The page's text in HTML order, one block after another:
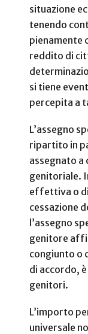
situazione
tenendo
pienamente
reddito di
si tiene
percepita a
L’assegno
ripartito in
assegnato a
genitoriale.
effettiva o
cessazione
l’assegno
genitore
congiunto o
di accordo,
genitori.
L’importo
universale